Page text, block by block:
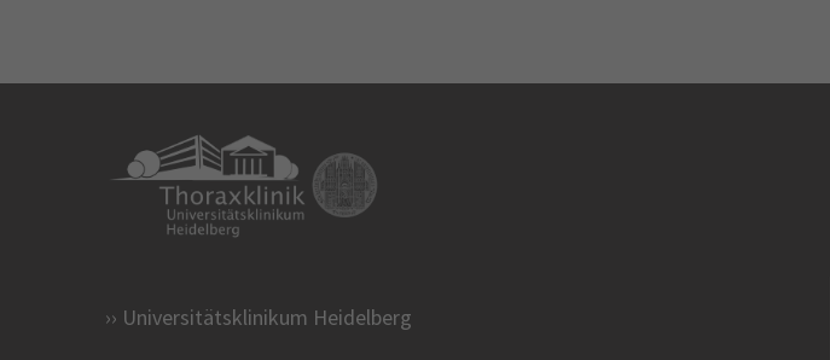
Universitätsklinikum Heidelberg